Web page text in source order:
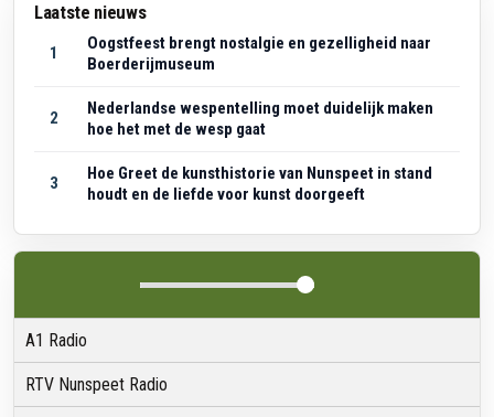
Laatste nieuws
1
Oogstfeest brengt nostalgie en gezelligheid naar
Boerderijmuseum
2
Nederlandse wespentelling moet duidelijk maken
hoe het met de wesp gaat
3
Hoe Greet de kunsthistorie van Nunspeet in stand
houdt en de liefde voor kunst doorgeeft
A1 Radio
RTV Nunspeet Radio